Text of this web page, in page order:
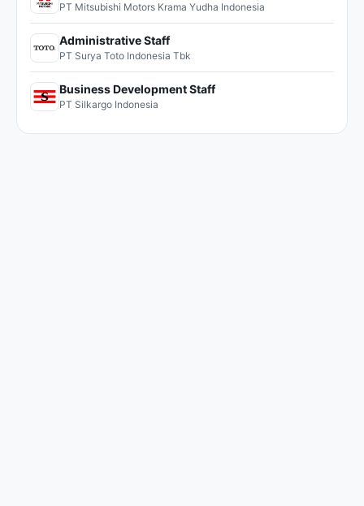
PT Mitsubishi Motors Krama Yudha Indonesia
Administrative Staff
PT Surya Toto Indonesia Tbk
Business Development Staff
PT Silkargo Indonesia